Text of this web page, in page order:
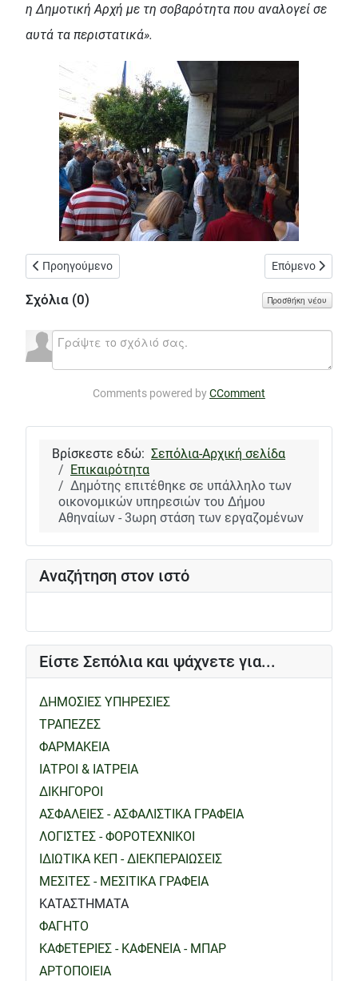
Αναζήτηση στον ιστό
Είστε Σεπόλια και ψάχνετε για...
ΔΗΜΟΣΙΕΣ ΥΠΗΡΕΣΙΕΣ
ΤΡΑΠΕΖΕΣ
ΦΑΡΜΑΚΕΙΑ
ΙΑΤΡΟΙ & ΙΑΤΡΕΙΑ
ΔΙΚΗΓΟΡΟΙ
ΑΣΦΑΛΕΙΕΣ - ΑΣΦΑΛΙΣΤΙΚΑ ΓΡΑΦΕΙΑ
ΛΟΓΙΣΤΕΣ - ΦΟΡΟΤΕΧΝΙΚΟΙ
ΙΔΙΩΤΙΚΑ ΚΕΠ - ΔΙΕΚΠΕΡΑΙΩΣΕΙΣ
ΜΕΣΙΤΕΣ - ΜΕΣΙΤΙΚΑ ΓΡΑΦΕΙΑ
ΚΑΤΑΣΤΗΜΑΤΑ
ΦΑΓΗΤΟ
ΚΑΦΕΤΕΡΙΕΣ - ΚΑΦΕΝΕΙΑ - ΜΠΑΡ
ΑΡΤΟΠΟΙΕΙΑ
η Δημοτική Αρχή με τη σοβαρότητα που αναλογεί σε
αυτά τα περιστατικά».
Προηγούμενο άρθρο: Ξεκινά και το κοινωνικό φροντιστήριο
Προηγούμενο Επόμενο άρθρο:
Επόμενο
Σχόλια (0) Προσθήκη νέου
Comments powered byCComment
Βρίσκεστε εδώ: Σεπόλια-Αρχική σελίδα
Επικαιρότητα
Δημότης επιτέθηκε σε υπάλληλο των
οικονομικών υπηρεσιών του Δήμου
Αθηναίων - 3ωρη στάση των εργαζομένων